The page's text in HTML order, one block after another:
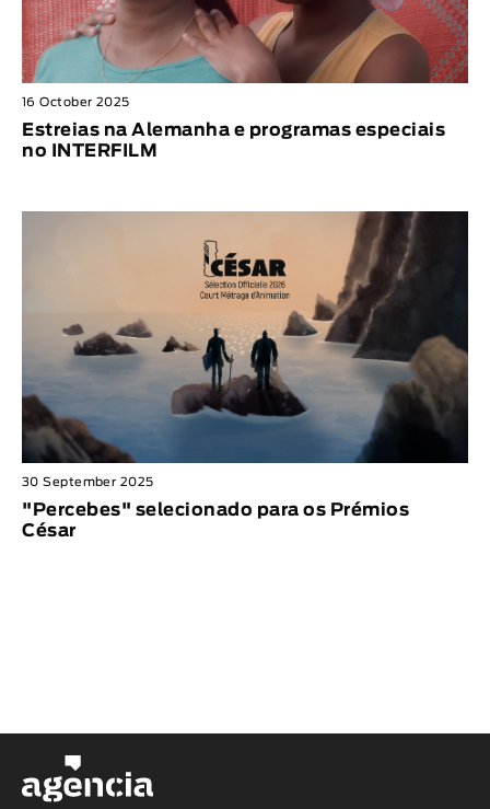
16 October 2025
Estreias na Alemanha e programas especiais
no INTERFILM
30 September 2025
"Percebes" selecionado para os Prémios
César